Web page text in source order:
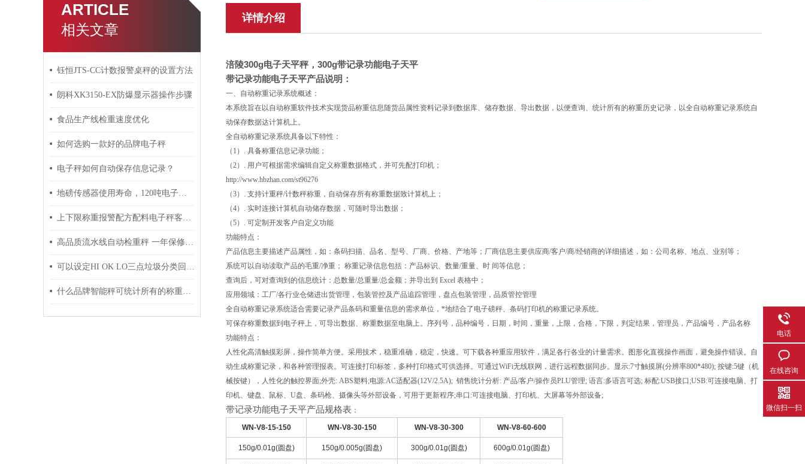
ARTICLE
相关文章
钰恒JTS-CC计数报警桌秤的设置方法
朗科XK3150-EX防爆显示器操作步骤
食品生产线检重速度优化
如何选购一款好的品牌电子秤
电子秤如何自动保存信息记录？
地磅传感器使用寿命，120吨电子汽车磅传感器多少钱？
上下限称重报警配方配料电子秤客户案例
高品质流水线自动检重秤 一年保修终身质保
可以设定HI OK LO三点垃圾分类回收的智能电子秤
什么品牌智能秤可统计所有的称重历史记录数据
详情介绍
涪陵300g电子天平秤， 300g带记录功能电子天平
带记录功能电子天平产品说明：
一、自动称重记录系统概述：
本系统旨在以自动称重软件技术实现货品称重信息随货品属性资料记录到数据库、储存数据、导出数据，以便查询、统计所有的称重历史记录，以全自动称重记录系统自
动保存数据达计算机上。
全自动称重记录系统具备以下特性：
（1）. 具备称重信息记录功能；
（2）. 用户可根据需求编辑自定义称重数据格式，并可先配打印机；
http://www.hbzhan.com/st96276
（3）. 支持计重秤/计数秤称重，自动保存所有称重数据致计算机上；
（4）. 实时连接计算机自动储存数据，可随时导出数据；
（5）. 可定制开发客户自定义功能
功能特点：
产品信息主要描述产品属性，如：条码扫描、品名、型号、厂商、价格、产地等；厂商信息主要供应商/客户/商/经销商的详细描述，如：公司名称、地点、业别等；
系统可以自动读取产品的毛重/净重； 称重记录信息包括：产品标识、数量/重量、时 间等信息；
查询后，可对查询到的信息统计：总数量/总重量/总金额；并导出到 Excel 表格中；
应用领域：工厂/各行业仓储进出货管理，包装管控及产品追踪管理，盘点包装管理，品质管控管理
全自动称重记录系统适合需要记录产品条码和重量信息的需求单位，*地结合了电子磅秤、条码打印机的称重记录系统。
可保存称重数据到电子秤上，可导出数据、称重数据至电脑上。序列号，品种编号，日期，时间，重量，上限，合格，下限，判定结果，管理员，产品编号，产品名称
功能特点：
人性化高清触摸彩屏，操作简单方便。采用技术，稳重准确，稳定，快速。可下载各种重应用软件，满足各行各业的计量需求。图形化直视操作画面，避免操作错误。自
动生成称重记录，和各种管理报表。可连接打印标签，多种打印格式可供选择。可通过WiFi无线联网，进行远程数据同步。显示:7寸触摸屏(分辨率800*480); 按键:5键（机
械按键），人性化的触控界面;外壳: ABS塑料;电源:AC适配器(12V/2.5A); 销售统计分析: 产品/客户/操作员PLU管理; 语言:多语言可选; 标配:USB接口;USB:可连接电脑、打
印机、键盘、鼠标、U盘、条码枪、摄像头等外部设备，可用于更新程序;串口:可连接电脑、打印机、大屏幕等外部设备;
带记录功能电子天平产品规格表 ：
WN-V8-15-150 WN-V8-30-150 WN-V8-30-300 WN-V8-60-600
150g/0.01g(圆盘) 150g/0.005g(圆盘) 300g/0.01g(圆盘) 600g/0.01g(圆盘)
电话
在线咨询
微信扫一扫